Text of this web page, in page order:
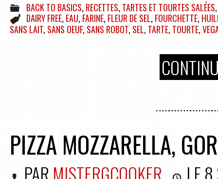
BACK TO BASICS, RECETTES, TARTES ET TOURTES SALÉES
DAIRY FREE, EAU, FARINE, FLEUR DE SEL, FOURCHETTE,
SANS LAIT, SANS OEUF, SANS ROBOT, SEL, TARTE, TOURTE,
PIZZA MOZZARELLA,
PAR MISTERGCOOKER LE8